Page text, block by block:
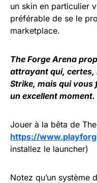
un skin en particulier
préférable de se le
marketplace.
The Forge Arena
attrayant qui, certes,
Strike, mais qui
un excellent moment.
Jouer à la bêta de
https://
installez le launcher)
Notez qu’un système